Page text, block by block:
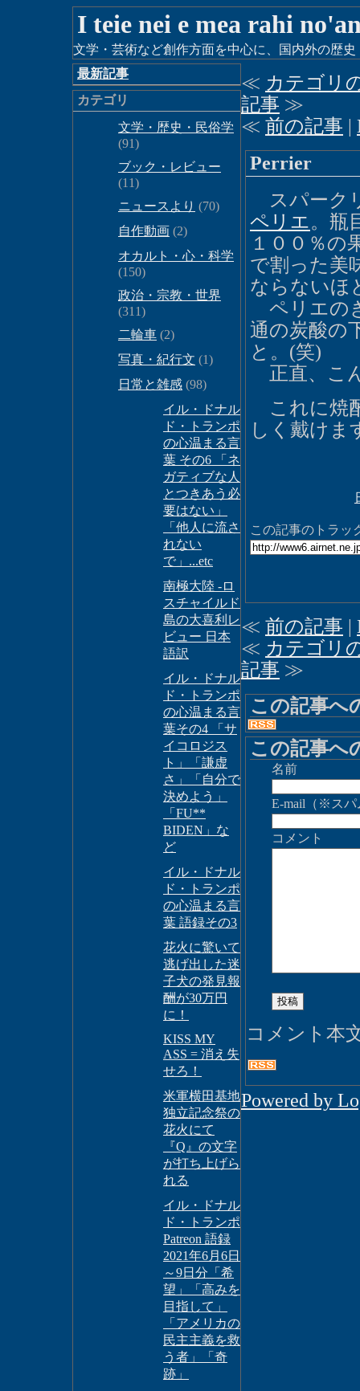
I teie nei e mea rahi
文学・芸術など創作方面を中心に、国内外の歴
最新記事
カテゴリ
文学・歴史・民俗学
(91)
ブック・レビュー
(11)
ニュースより (70)
自作動画 (2)
オカルト・心・科学
(150)
政治・宗教・世界
(311)
二輪車 (2)
写真・紀行文 (1)
日常と雑感 (98)
イル・ドナル
ド・トランポ
の心温まる言
葉 その6 「ネ
ガティブな人
とつきあう必
要はない」
「他人に流さ
れない
で」...etc
南極大陸 -ロ
スチャイルド
島の大喜利レ
ビュー 日本
語訳
イル・ドナル
ド・トランポ
の心温まる言
葉その4 「サ
イコロジス
ト」「謙虚
さ」「自分で
決めよう」
「FU**
BIDEN」な
ど
イル・ドナル
ド・トランポ
の心温まる言
葉 語録その3
花火に驚いて
逃げ出した迷
子犬の発見報
酬が30万円
に！
KISS MY
ASS = 消え失
せろ！
米軍横田基地
独立記念祭の
花火にて
『Q』の文字
が打ち上げら
れる
イル・ドナル
ド・トランポ
Patreon 語録
2021年6月6日
～9日分「希
望」「高みを
目指して」
「アメリカの
民主主義を救
う者」「奇
跡」
≪ カテゴリ
記事 ≫
≪ 前の記事 |
Perrier
スパーク
ペリエ。瓶
１００％の
で割った美
ならないほ
ペリエの
通の炭酸の
と。(笑)
正直、こ
これに焼
しく戴けま
この記事のトラッ
≪ 前の記事 |
≪ カテゴリ
記事 ≫
この記事へ
この記事へ
名前
E-mail（※スパ
コメント
コメント本
Powered by